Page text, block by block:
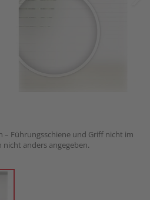
Führungsschiene und Griff nicht im
anders angegeben.